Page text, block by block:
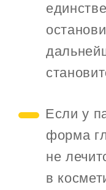
Если у
форма
не
в